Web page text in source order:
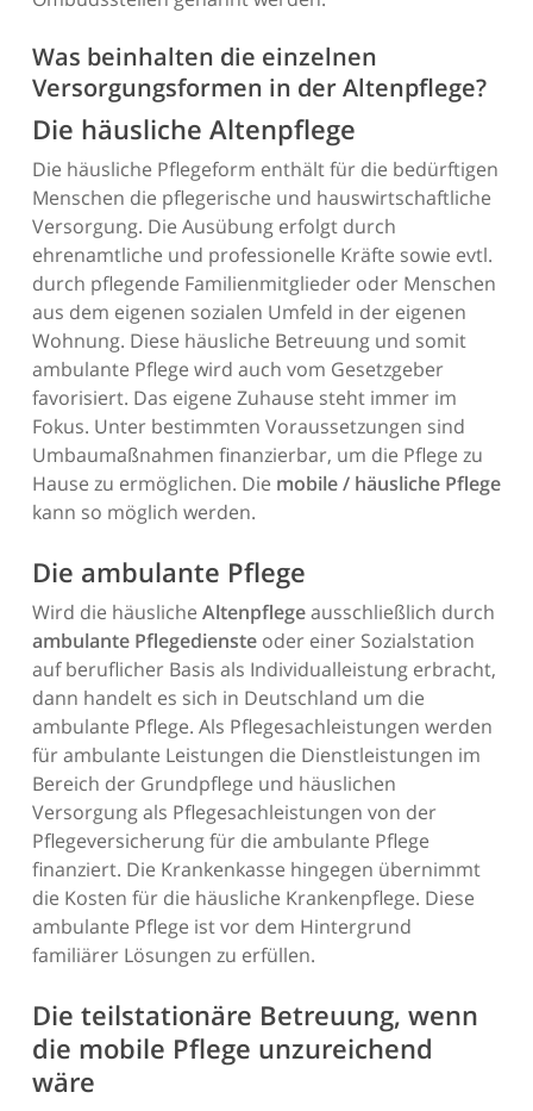
Was beinhalten die einzelnen
Versorgungsformen in der Altenpflege?
Die häusliche Altenpflege
Die häusliche Pflegeform enthält für die bedürftigen
Menschen die pflegerische und hauswirtschaftliche
Versorgung. Die Ausübung erfolgt durch
ehrenamtliche und professionelle Kräfte sowie evtl.
durch pflegende Familienmitglieder oder Menschen
aus dem eigenen sozialen Umfeld in der eigenen
Wohnung. Diese häusliche Betreuung und somit
ambulante Pflege wird auch vom Gesetzgeber
favorisiert. Das eigene Zuhause steht immer im
Fokus. Unter bestimmten Voraussetzungen sind
Umbaumaßnahmen finanzierbar, um die Pflege zu
Hause zu ermöglichen. Die mobile / häusliche Pflege
kann so möglich werden.
Die ambulante Pflege
Wird die häusliche Altenpflegeausschließlich durch
ambulante Pflegediensteoder einer Sozialstation
auf beruflicher Basis als Individualleistung erbracht,
dann handelt es sich in Deutschland um die
ambulante Pflege. Als Pflegesachleistungen werden
für ambulante Leistungen die Dienstleistungen im
Bereich der Grundpflege und häuslichen
Versorgung als Pflegesachleistungen von der
Pflegeversicherung für die ambulante Pflege
finanziert. Die Krankenkasse hingegen übernimmt
die Kosten für die häusliche Krankenpflege. Diese
ambulante Pflege ist vor dem Hintergrund
familiärer Lösungen zu erfüllen.
Die teilstationäre Betreuung, wenn
die mobile Pflege unzureichend
wäre